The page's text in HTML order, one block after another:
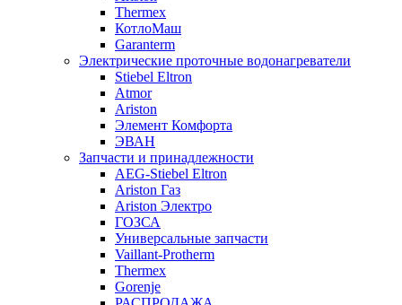
Thermex
КотлоМаш
Garanterm
Электрические проточные водонагреватели
Stiebel Eltron
Atmor
Ariston
Элемент Комфорта
ЭВАН
Запчасти и принадлежности
AEG-Stiebel Eltron
Ariston Газ
Ariston Электро
ГОЗСА
Универсальные запчасти
Vaillant-Protherm
Thermex
Gorenje